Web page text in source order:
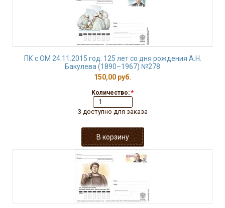
ПК с ОМ 24.11.2015 год. 125 лет со дня рождения А.Н.
Бакулева (1890–1967) №278
150,00 руб.
Количество: *
3 доступно для заказа